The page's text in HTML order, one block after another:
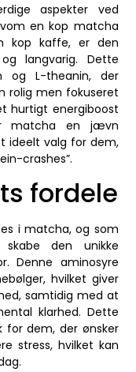
aspekter ved
en kop matcha
kop kaffe, er den
langvarig. Dette
og L-theanin, der
rolig men fokuseret
hurtigt energiboost
matcha en jævn
ideelt valg for dem,
crashes”.
fordele
i matcha, og som
den unikke
Denne aminosyre
hvilket giver
samtidig med at
klarhed. Dette
dem, der ønsker
stress, hvilket kan